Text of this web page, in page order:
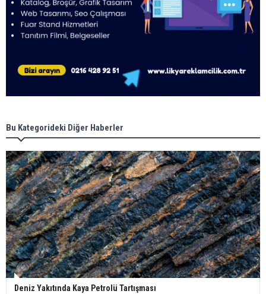
Bu Kategorideki Diğer Haberler
Deniz Yakıtında Kaya Petrolü Tartışması